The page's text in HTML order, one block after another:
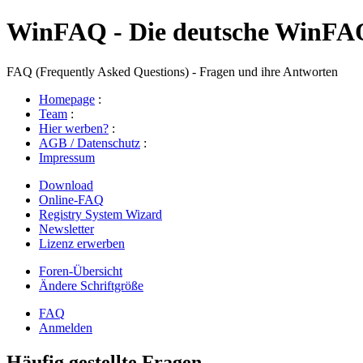
WinFAQ - Die deutsche
FAQ (Frequently Asked Questions) - Fragen und ihre Antworten
Homepage :
Team :
Hier werben? :
AGB / Datenschutz :
Impressum
Download
Online-FAQ
Registry System Wizard
Newsletter
Lizenz erwerben
Foren-Übersicht
Ändere Schriftgröße
FAQ
Anmelden